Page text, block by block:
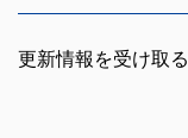
更新情報を受け取る